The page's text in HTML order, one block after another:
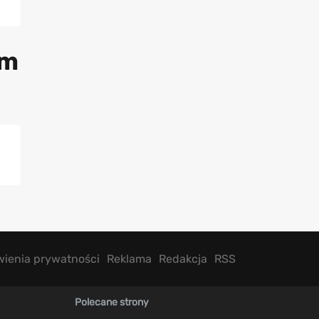
prywatności Reklama Redakcja RSS
Polecane strony